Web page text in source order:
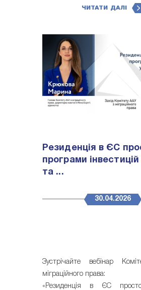
ЧИТАТИ ДАЛІ
Резиденція в ЄС
програми інвестицій
та ...
30.04.2026
Зустрічайте вебінар
міграційного права:
«Резиденція в ЄС